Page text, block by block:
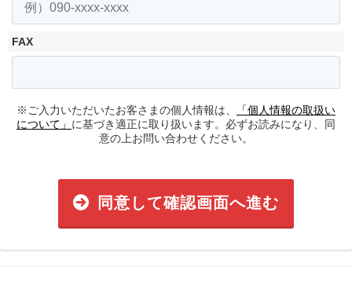
FAX
※ご入力いただいたお客さまの個人情報は、
「個人情報の取扱い
について」 に基づき適正に取り扱います。必ずお読みになり、同
意の上お問い合わせください。
同意して確認画面へ進む